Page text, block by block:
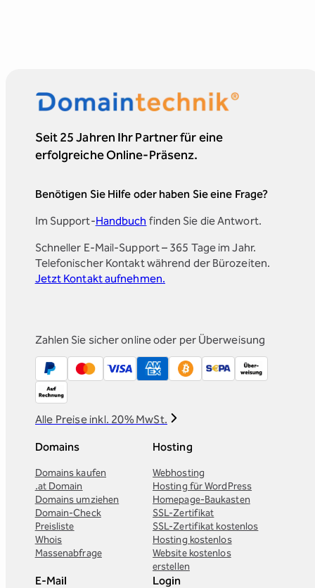
Seit 25 Jahren Ihr Partner für eine
erfolgreiche Online-Präsenz.
Benötigen Sie Hilfe oder haben Sie eine Frage?
Im Support-Handbuch finden Sie die Antwort.
Schneller E-Mail-Support – 365 Tage im Jahr.
Telefonischer Kontakt während der Bürozeiten.
Jetzt Kontakt aufnehmen.
Zahlen Sie sicher online oder per Überweisung
Alle Preise inkl. 20% MwSt.
Domains
Domains kaufen
.at Domain
Domains umziehen
Domain-Check
Preisliste
Whois
Massenabfrage
Hosting
Webhosting
Hosting für WordPress
Homepage-Baukasten
SSL-Zertifikat
SSL-Zertifikat kostenlos
Hosting kostenlos
Website kostenlos
erstellen
E-Mail Login